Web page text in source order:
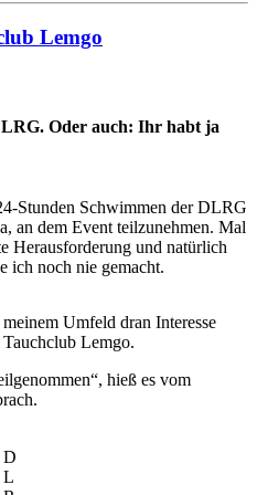
Lemgo
Oder auch: Ihr habt ja
Stunden Schwimmen der DLRG
an dem Event teilzunehmen. Mal
Herausforderung und natürlich
ich noch nie gemacht.
Umfeld dran Interesse
Lemgo.
hieß es vom
D
L